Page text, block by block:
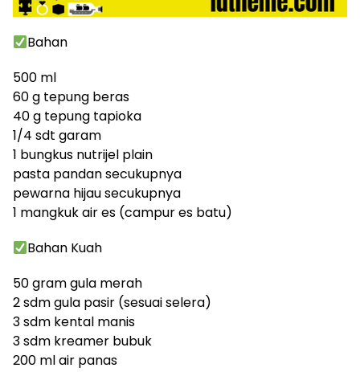
Bahan
500 ml
60 g tepung beras
40 g tepung tapioka
1/4 sdt garam
1 bungkus nutrijel plain
pasta pandan secukupnya
pewarna hijau secukupnya
1 mangkuk air es (campur es batu)
Bahan Kuah
50 gram gula merah
2 sdm gula pasir (sesuai selera)
3 sdm kental manis
3 sdm kreamer bubuk
200 ml air panas